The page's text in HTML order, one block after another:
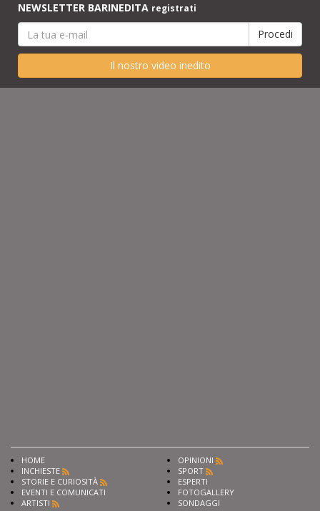
NEWSLETTER BARINEDITA registrati
Il nostro video inedito
HOME
INCHIESTE
STORIE E CURIOSITÀ
EVENTI E COMUNICATI
ARTISTI
OPINIONI
SPORT
ESPERTI
FOTOGALLERY
SONDAGGI